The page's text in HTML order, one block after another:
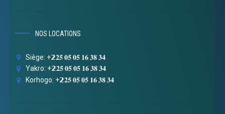
NOS LOCATIONS
Siège: +𝟮𝟐𝟓 𝟎𝟓 𝟎𝟓 𝟏𝟔 𝟑𝟖 𝟑𝟒
Yakro: +𝟮𝟐𝟓 𝟎𝟓 𝟎𝟓 𝟏𝟔 𝟑𝟖 𝟑𝟒
Korhogo: +𝟮𝟐𝟓 𝟎𝟓 𝟎𝟓 𝟏𝟔 𝟑𝟖 𝟑𝟒